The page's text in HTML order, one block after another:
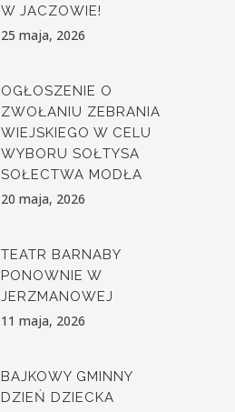
W JACZOWIE!
25 maja, 2026
OGŁOSZENIE O
ZWOŁANIU ZEBRANIA
WIEJSKIEGO W CELU
WYBORU SOŁTYSA
SOŁECTWA MODŁA
20 maja, 2026
TEATR BARNABY
PONOWNIE W
JERZMANOWEJ
11 maja, 2026
BAJKOWY GMINNY
DZIEŃ DZIECKA